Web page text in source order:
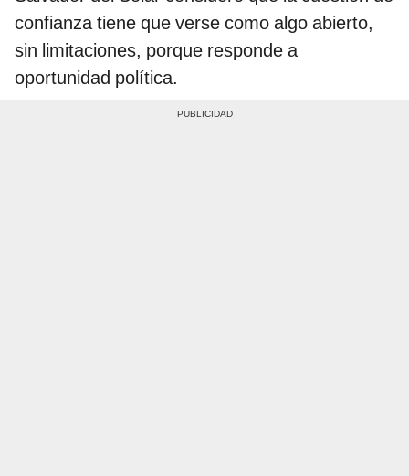
confianza tiene que verse como algo abierto,
sin limitaciones, porque responde a
oportunidad política.